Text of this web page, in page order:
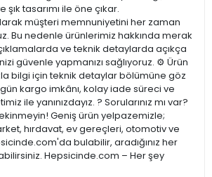
şık tasarımı ile öne çıkar.
müşteri memnuniyetini her zaman
Bu nedenle ürünlerimiz hakkında merak
ve teknik detaylarda açıkça
güvenle yapmanızı sağlıyoruz. ⚙️ Ürün
bilgi için teknik detaylar bölümüne göz
kargo imkânı, kolay iade süreci ve
ile yanınızdayız. ? Sorularınız mı var?
Geniş ürün yelpazemizle;
hırdavat, ev gereçleri, otomotiv ve
bulabilir, aradığınız her
Hepsicinde.com – Her şey